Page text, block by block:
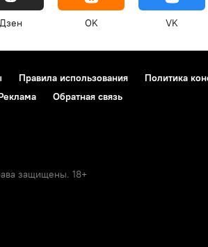
Дзен OK VK
Правила использования Политика
Обратная связь
защищены. 18+